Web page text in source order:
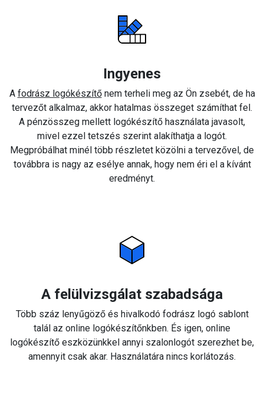
Ingyenes
A fodrász logókészítőnem terheli meg az Ön zsebét, de ha
tervezőt alkalmaz, akkor hatalmas összeget számíthat fel.
A pénzösszeg mellett logókészítő használata javasolt,
mivel ezzel tetszés szerint alakíthatja a logót.
Megpróbálhat minél több részletet közölni a tervezővel, de
továbbra is nagy az esélye annak, hogy nem éri el a kívánt
eredményt.
A felülvizsgálat szabadsága
Több száz lenyűgöző és hivalkodó fodrász logó sablont
talál az online logókészítőnkben. És igen, online
logókészítő eszközünkkel annyi szalonlogót szerezhet be,
amennyit csak akar. Használatára nincs korlátozás.